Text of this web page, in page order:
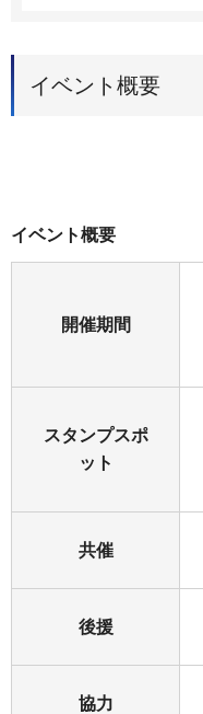
イベント概要
イベント概要
開催期間
スタンプスポ
ット
共催
後援
協力